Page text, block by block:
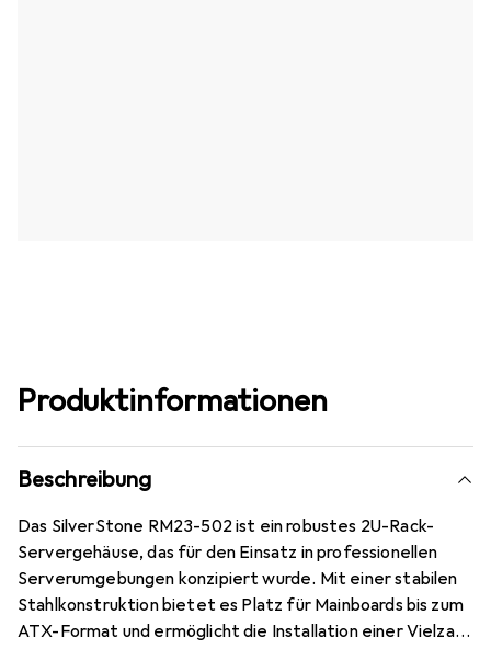
Produktinformationen
Beschreibung
Das SilverStone RM23-502 ist ein robustes 2U-Rack-
Servergehäuse, das für den Einsatz in professionellen
Serverumgebungen konzipiert wurde. Mit einer stabilen
Stahlkonstruktion bietet es Platz für Mainboards bis zum
ATX-Format und ermöglicht die Installation einer Vielzahl